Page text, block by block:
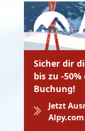
Sicher dir
bis zu -
Buchung!
Jetzt
Alpy.com